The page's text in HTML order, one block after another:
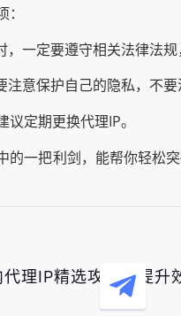
，一定要遵守相关法律法
注意保护自己的隐私，不
定期更换代理IP。
的一把利剑，能帮你轻松
代理IP精选攻略，提升